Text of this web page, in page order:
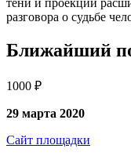
тени и проекции
разговора о судьбе
Ближайший
1000 ₽
29 марта 2020
Сайт площадки